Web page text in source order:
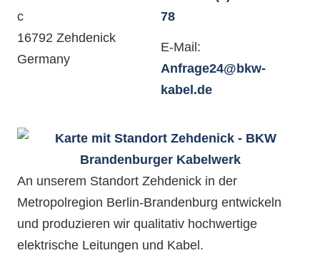
c
16792 Zehdenick
Germany
78
E-Mail:
Anfrage24@bkw-
kabel.de
An unserem Standort Zehdenick in der
Metropolregion Berlin-Brandenburg entwickeln
und produzieren wir qualitativ hochwertige
elektrische Leitungen und Kabel.